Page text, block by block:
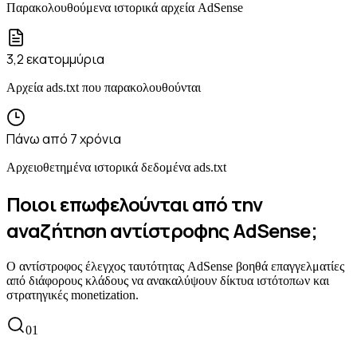
Παρακολουθούμενα ιστορικά αρχεία AdSense
3,2 εκατομμύρια
Αρχεία ads.txt που παρακολουθούνται
Πάνω από 7 χρόνια
Αρχειοθετημένα ιστορικά δεδομένα ads.txt
Ποιοι επωφελούνται από την
αναζήτηση αντίστροφης AdSense;
Ο αντίστροφος έλεγχος ταυτότητας AdSense βοηθά επαγγελματίες
από διάφορους κλάδους να ανακαλύψουν δίκτυα ιστότοπων και
στρατηγικές monetization.
01